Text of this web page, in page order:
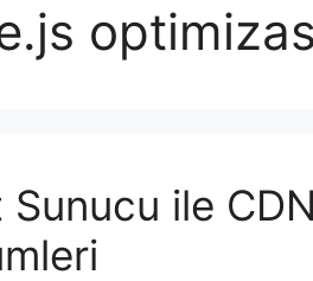
ile CDN